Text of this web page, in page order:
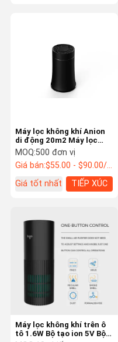
Nhà
các sản phẩ
Máy lọc không khí Anion
di động 20m2 Máy lọc
không khí gia đình với bộ
lọc Hepa
MOQ:500 đơn vị
Giá bán:$55.00 - $90.00/Units
Giá tốt nhất
TIẾP XÚC
Máy lọc không khí trên ô
tô 1.6W Bộ tạo ion 5V Bộ